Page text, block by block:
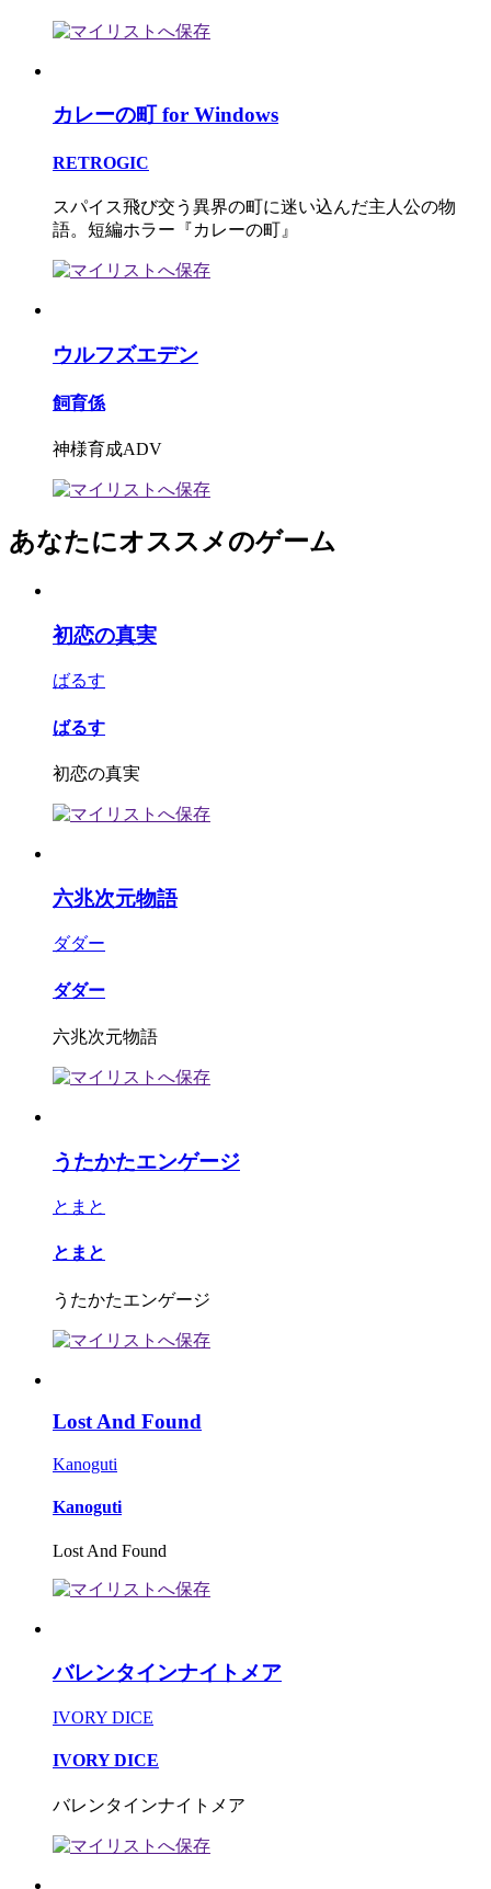
カレーの町 for Windows
RETROGIC
スパイス飛び交う異界の町に迷い込んだ主人公の物
語。短編ホラー『カレーの町』
ウルフズエデン
飼育係
神様育成ADV
あなたにオススメのゲーム
初恋の真実
ばるす
ばるす
初恋の真実
六兆次元物語
ダダー
ダダー
六兆次元物語
うたかたエンゲージ
とまと
とまと
うたかたエンゲージ
Lost And Found
Kanoguti
Kanoguti
Lost And Found
バレンタインナイトメア
IVORY DICE
IVORY DICE
バレンタインナイトメア